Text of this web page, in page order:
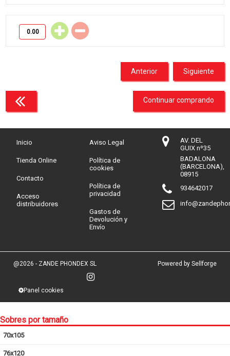
Siguiente
Anterior
Continuar comprando
Inicio
Tienda Online
Contacto
Acceso
distribuidores
Aviso Legal
Política de
cookies
Política de
privacidad
Gastos de
Devolución y
Envío
AV. DEL
GUIX nº35
BADALONA
(BARCELONA),
08915
934642017
@2026 - ZANDE PHONDEX SL
Panel cookies
Powered by Sellforge
Sobres por tamaño
70x105
76x120